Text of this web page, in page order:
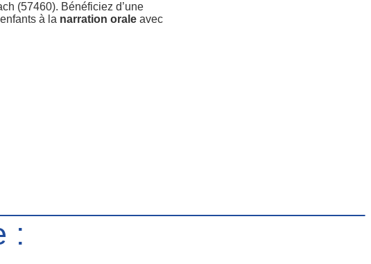
(57460). Bénéficiez d’une
à la narration orale avec
: